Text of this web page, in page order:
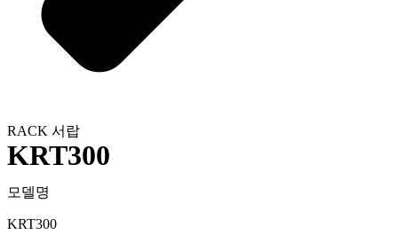
RACK 서랍
KRT300
모델명
KRT300